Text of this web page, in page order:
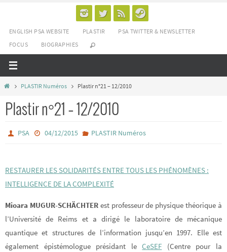
contenu
ENGLISH PSA WEBSITE PLASTIR
PSA TWITTER & NEWSLETTER
FOCUS
BIOGRAPHIES
HomePLASTIR Numéros Plastir n°21 – 12/2010
Plastir n°21 – 12/2010
PSA 04/12/2015 PLASTIR Numéros
RESTAURER LES SOLIDARITÉS ENTRE TOUS LES PHÉNOMÈNES :
INTELLIGENCE DE LA COMPLEXITÉ
Mioara MUGUR-SCHÄCHTERest professeur de physique théorique à
l’Université de Reims et a dirigé le laboratoire de mécanique
quantique et structures de l’information jusqu’en 1997. Elle est
également épistémologue présidant leCeSEF (Centre pour la